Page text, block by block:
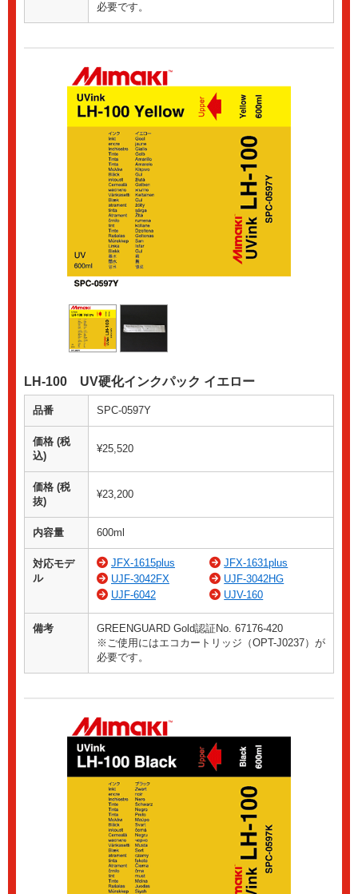
必要です。
LH-100 UV硬化インクパック イエロー
品番 SPC-0597Y
価格 (税
込)
¥25,520
価格 (税
抜)
¥23,200
内容量 600ml
対応モデ
ル
JFX-1615plus
JFX-1631plus
UJF-3042FX
UJF-3042HG
UJF-6042
UJV-160
備考
GREENGUARD Gold認証No. 67176-420
※ご使用にはエコカートリッジ（OPT-J0237）が
必要です。